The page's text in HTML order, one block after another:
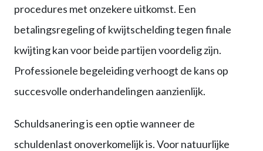
procedures met onzekere uitkomst. Een
betalingsregeling of kwijtschelding tegen finale
kwijting kan voor beide partijen voordelig zijn.
Professionele begeleiding verhoogt de kans op
succesvolle onderhandelingen aanzienlijk.
Schuldsanering is een optie wanneer de
schuldenlast onoverkomelijk is. Voor natuurlijke